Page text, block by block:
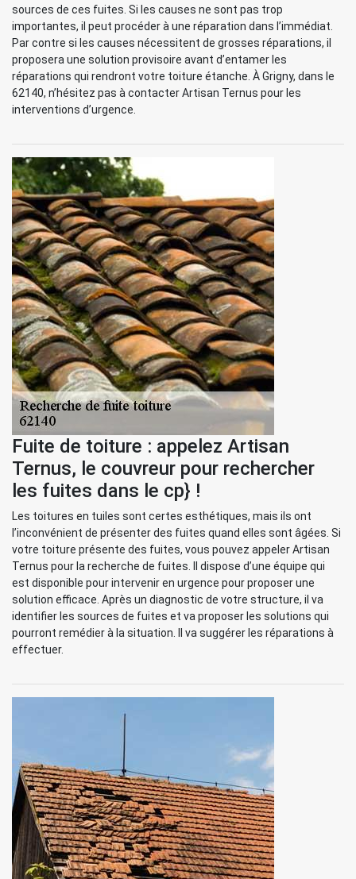
sources de ces fuites. Si les causes ne sont pas trop
importantes, il peut procéder à une réparation dans l’immédiat.
Par contre si les causes nécessitent de grosses réparations, il
proposera une solution provisoire avant d’entamer les
réparations qui rendront votre toiture étanche. À Grigny, dans le
62140, n’hésitez pas à contacter Artisan Ternus pour les
interventions d’urgence.
Fuite de toiture : appelez Artisan
Ternus, le couvreur pour rechercher
les fuites dans le cp} !
Les toitures en tuiles sont certes esthétiques, mais ils ont
l’inconvénient de présenter des fuites quand elles sont âgées. Si
votre toiture présente des fuites, vous pouvez appeler Artisan
Ternus pour la recherche de fuites. Il dispose d’une équipe qui
est disponible pour intervenir en urgence pour proposer une
solution efficace. Après un diagnostic de votre structure, il va
identifier les sources de fuites et va proposer les solutions qui
pourront remédier à la situation. Il va suggérer les réparations à
effectuer.